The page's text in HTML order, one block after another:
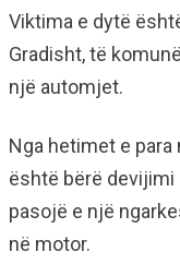
Viktima e dytë
Gradisht, të
një automjet.
Nga hetimet e
është bërë
pasojë e një
në motor.